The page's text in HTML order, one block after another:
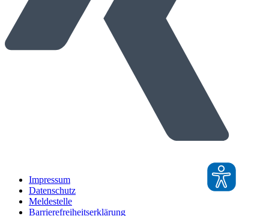
Impressum
Datenschutz
Meldestelle
Barrierefreiheitserklärung